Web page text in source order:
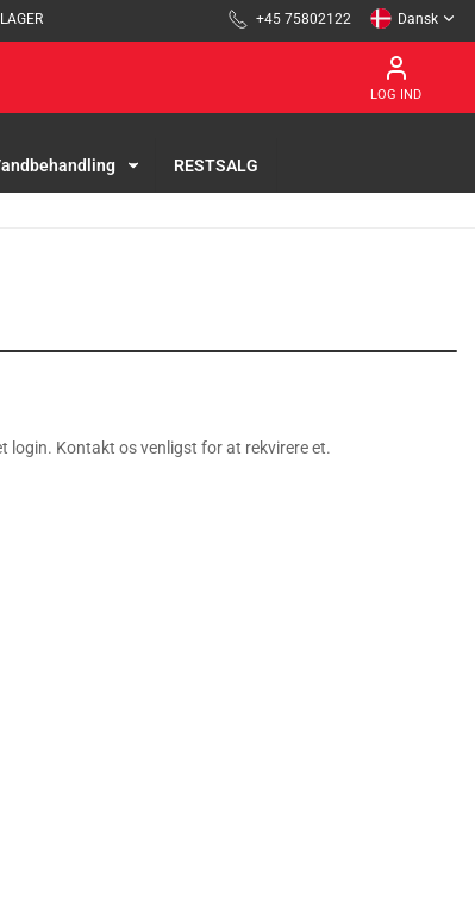
+45 75802122 Dansk
LOG IND
RESTSALG
login. Kontakt os venligst for at rekvirere et.